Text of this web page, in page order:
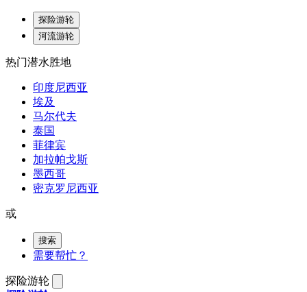
探险游轮
河流游轮
热门潜水胜地
印度尼西亚
埃及
马尔代夫
泰国
菲律宾
加拉帕戈斯
墨西哥
密克罗尼西亚
或
搜索
需要帮忙？
探险游轮